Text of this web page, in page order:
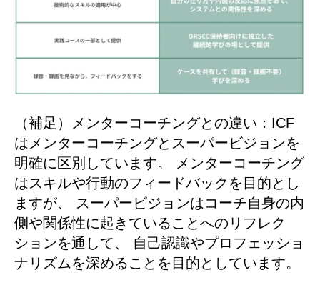
（補足）メンターコーチングとの違い：ICF
はメンターコーチングとスーパービジョンを
明確に区別しています。 メンターコーチング
はスキルや行動のフィードバックを目的とし
ますが、 スーパービジョンはコーチ自身の内
側や関係性に起きていることへのリフレク
ションを通して、 自己認識やプロフェッショ
ナリズムを深めることを目的としています。